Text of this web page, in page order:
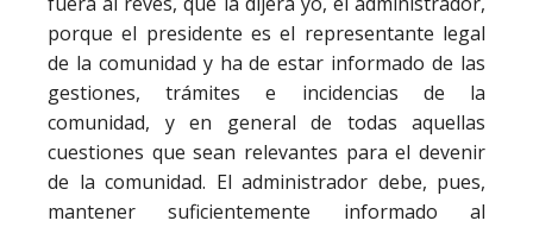
porque el presidente es el representante legal
de la comunidad y ha de estar informado de las
gestiones, trámites e incidencias de la
comunidad, y en general de todas aquellas
cuestiones que sean relevantes para el devenir
de la comunidad. El administrador debe, pues,
mantener suficientemente informado al